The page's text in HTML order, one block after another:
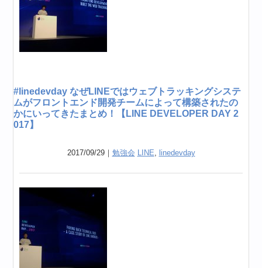
#linedevday なぜLINEではウェブトラッキングシステ
ムがフロントエンド開発チームによって構築されたの
かにいってきたまとめ！【LINE DEVELOPER DAY 2
017】
2017/09/29｜ 勉強会 LINE, linedevday